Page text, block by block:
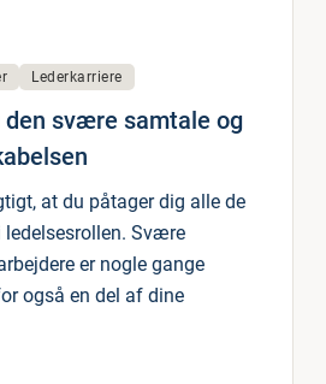
Lederkarriere
den svære samtale og
at du påtager dig alle de
ledelsesrollen. Svære
er nogle gange
også en del af dine